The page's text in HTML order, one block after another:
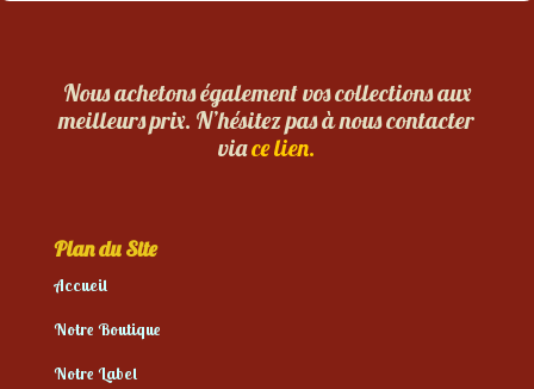
Nous achetons également vos collections aux
meilleurs prix. N’hésitez pas à nous contacter
viace lien.
Plan du Site
Accueil
Notre Boutique
Notre Label